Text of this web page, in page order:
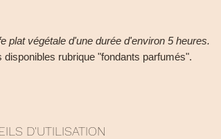
plat végétale d'une durée d'environ 5 heures.
rubrique "fondants parfumés".
D'UTILISATION